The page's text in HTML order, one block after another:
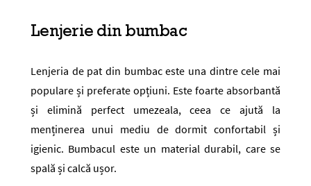
Lenjerie din bumbac
Lenjeria de pat din bumbac este una dintre cele mai
populare și preferate opțiuni. Este foarte absorbantă
și elimină perfect umezeala, ceea ce ajută la
menținerea unui mediu de dormit confortabil și
igienic. Bumbacul este un material durabil, care se
spală și calcă ușor.